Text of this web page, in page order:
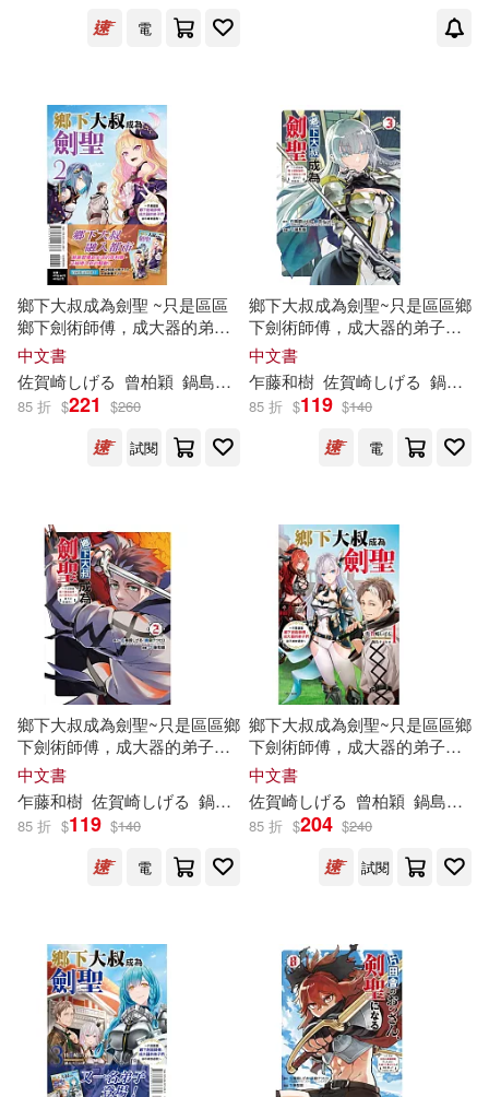
適合平板閱讀(4)
其他 (可複選)
現在可購買商品(20)
作者/演唱/譯/編/繪(22)
價格
範圍
-
電
鄉下大叔成為劍聖 ~只是區區
鄉下劍術師傅，成大器的弟子
們卻不肯放過我~ 2 (首刷附錄
版)
中文書
佐賀崎しげる 曾柏穎 鍋島テツヒロ
85 折 $221 $260
試閱
鄉下大叔成為劍聖~只是區區鄉
下劍術師傅，成大器的弟子們
卻不肯放過我~ 3
中文書
乍藤和樹 佐賀崎しげる 鍋島テツヒロ
85 折 $119 $140
電
鄉下大叔成為劍聖~只是區區鄉
下劍術師傅，成大器的弟子們
卻不肯放過我~ 2
中文書
乍藤和樹 佐賀崎しげる 鍋島テツヒロ 杜信彰
85 折 $119 $140
電
鄉下大叔成為劍聖~只是區區鄉
下劍術師傅，成大器的弟子們
卻不肯放過我~ 1 (首刷附錄版)
中文書
佐賀崎しげる 曾柏穎 鍋島テツヒロ
85 折 $204 $240
試閱